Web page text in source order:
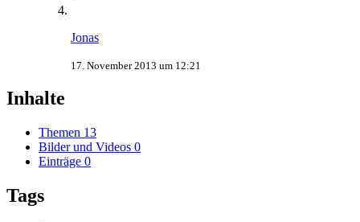
Jonas
17. November 2013 um 12:21
Inhalte
Themen 13
Bilder und Videos 0
Einträge 0
Tags